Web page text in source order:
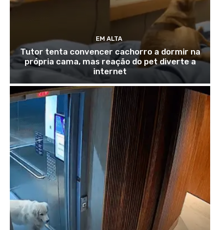
EM ALTA
Tutor tenta convencer cachorro a dormir na
própria cama, mas reação do pet diverte a
internet